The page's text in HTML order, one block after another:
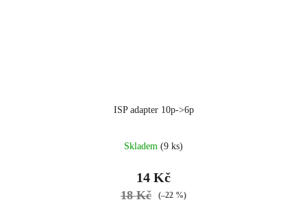
ISP adapter 10p->6p
Skladem (9 ks)
14 Kč
18 Kč (–22 %)